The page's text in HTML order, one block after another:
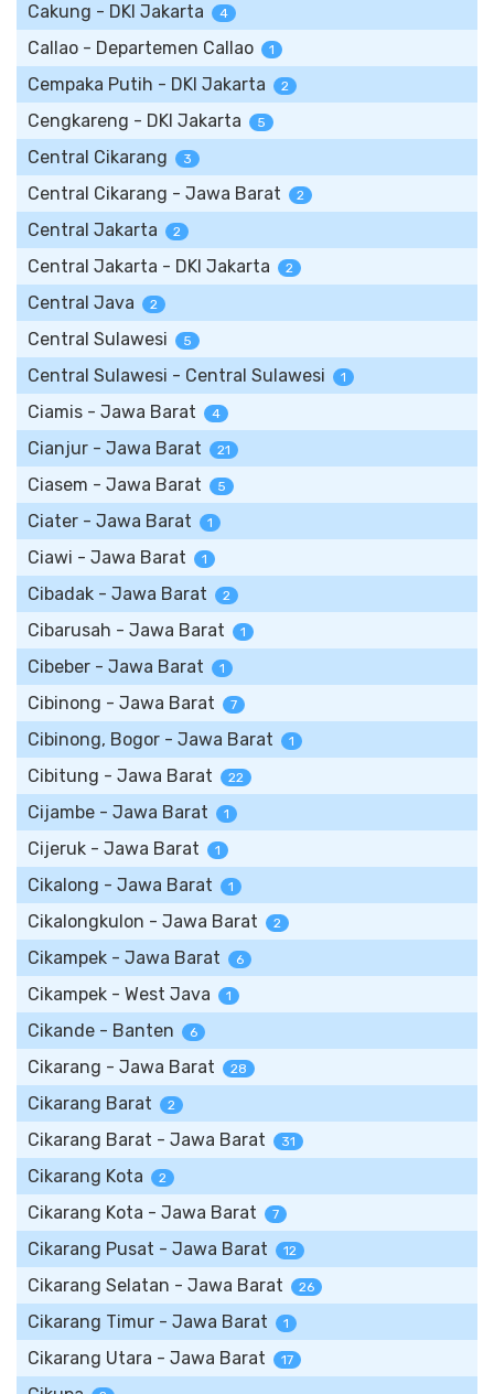
Cakung - DKI Jakarta 4
Callao - Departemen Callao 1
Cempaka Putih - DKI Jakarta 2
Cengkareng - DKI Jakarta 5
Central Cikarang 3
Central Cikarang - Jawa Barat 2
Central Jakarta 2
Central Jakarta - DKI Jakarta 2
Central Java 2
Central Sulawesi 5
Central Sulawesi - Central Sulawesi 1
Ciamis - Jawa Barat 4
Cianjur - Jawa Barat 21
Ciasem - Jawa Barat 5
Ciater - Jawa Barat 1
Ciawi - Jawa Barat 1
Cibadak - Jawa Barat 2
Cibarusah - Jawa Barat 1
Cibeber - Jawa Barat 1
Cibinong - Jawa Barat 7
Cibinong, Bogor - Jawa Barat 1
Cibitung - Jawa Barat 22
Cijambe - Jawa Barat 1
Cijeruk - Jawa Barat 1
Cikalong - Jawa Barat 1
Cikalongkulon - Jawa Barat 2
Cikampek - Jawa Barat 6
Cikampek - West Java 1
Cikande - Banten 6
Cikarang - Jawa Barat 28
Cikarang Barat 2
Cikarang Barat - Jawa Barat 31
Cikarang Kota 2
Cikarang Kota - Jawa Barat 7
Cikarang Pusat - Jawa Barat 12
Cikarang Selatan - Jawa Barat 26
Cikarang Timur - Jawa Barat 1
Cikarang Utara - Jawa Barat 17